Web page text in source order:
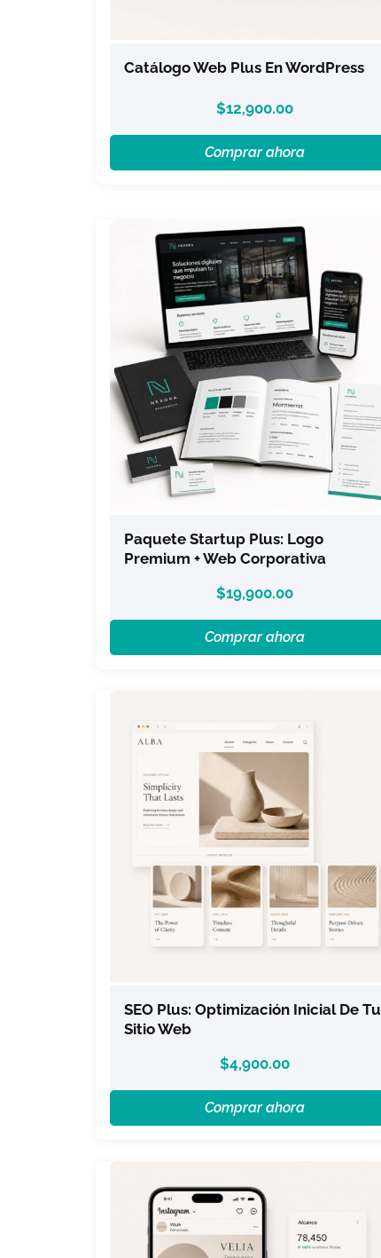
Catálogo Web Plus En WordPress
$12,900.00
Comprar ahora
Paquete Startup Plus: Logo
Premium + Web Corporativa
$19,900.00
Comprar ahora
SEO Plus: Optimización Inicial De Tu
Sitio Web
$4,900.00
Comprar ahora